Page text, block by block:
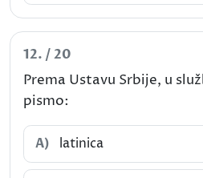
12. / 20
Prema Ustavu Srbije, u
pismo:
A) latinica